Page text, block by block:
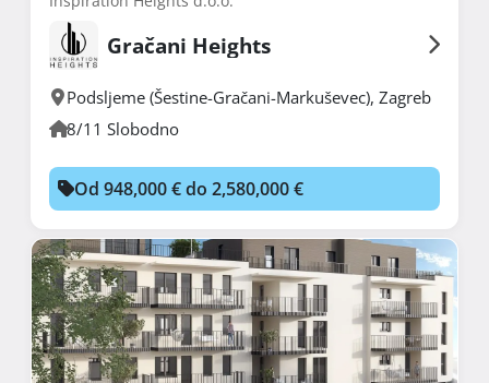
Gračani Heights
Podsljeme (Šestine-Gračani-Markuševec), Zagreb
8/11 Slobodno
Od 948,000 € do 2,580,000 €